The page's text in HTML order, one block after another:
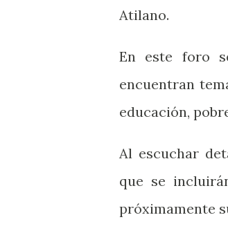
Atilano.
En este foro
encuentran
educación,
Al escuchar
que se
próximamente